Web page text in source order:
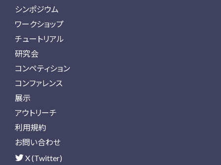
シンポジウム
ワークショップ
チュートリアル
研究会
コンペティション
コンファレンス
展示
アウトリーチ
利用規約
お問い合わせ
X (Twitter)